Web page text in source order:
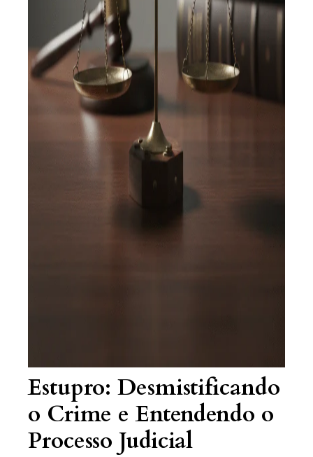
Estupro: Desmistificando
o Crime e Entendendo o
Processo Judicial